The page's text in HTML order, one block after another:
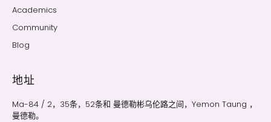
Academics
Community
Blog
地址
Ma-84 / 2，35条，52条和 曼德勒彬乌伦路之间，Yemon Taung ，
曼德勒。